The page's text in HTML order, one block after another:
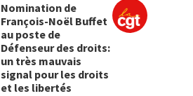
Nomination de
François-Noël Buffet
au poste de
Défenseur des droits:
un très mauvais
signal pour les droits
et les libertés